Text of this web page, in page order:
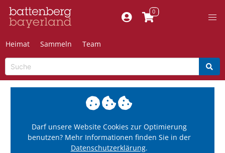
Heimat Sammeln Team
Darf unsere Website Cookies zur Optimierung
benutzen? Mehr Informationen finden Sie in der
Datenschutzerklärung.